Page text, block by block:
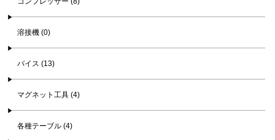
溶接機 (0)
バイス (13)
マグネット工具 (4)
各種テーブル (4)